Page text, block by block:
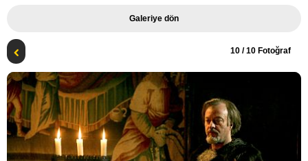
Galeriye dön
10 / 10 Fotoğraf